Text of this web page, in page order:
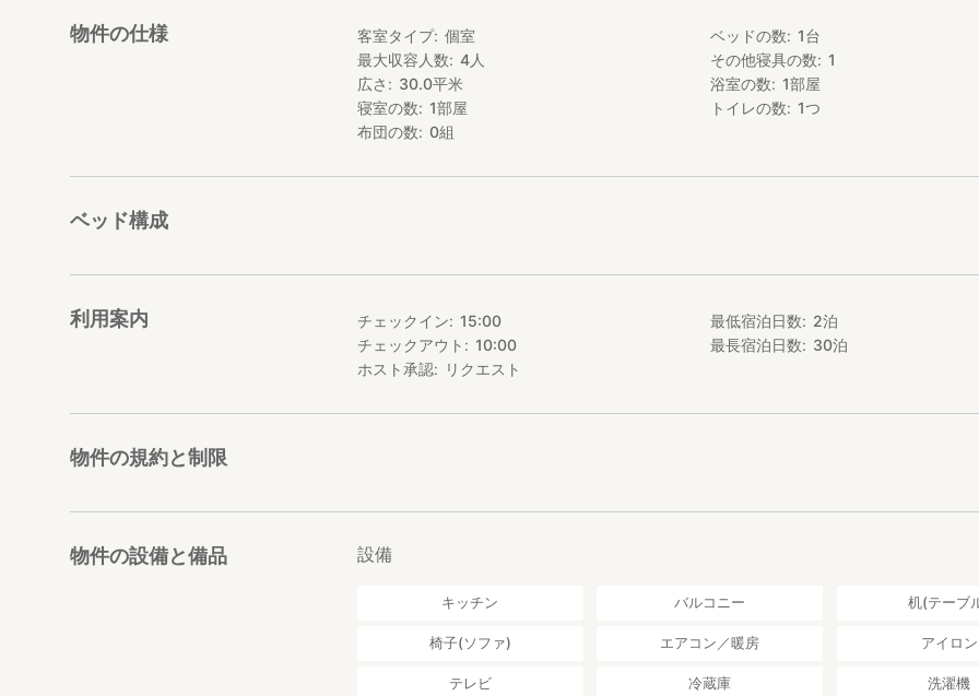
難波迄乗り換えなしで8分、梅田まで16分と交通の便も非常によく大阪観光にすごく便利
玉出→難波/ 4駅/8分230円乗換：0回
玉出→心斎橋/5駅/10分230円乗換：1回
玉出→梅田/ 8駅/16分280円乗換：1回
玉出→USJ/ 13駅/40分460円乗換：1回
ムなので快適に宿泊していただけます。
物件の仕様 客室タイプ 個室
最大収容人数
4人
広さ
30.0平米
寝室の数
1部屋
布団の数
0組
ベッドの数 1台
その他寝具の数
1
浴室の数
1部屋
トイレの数
1つ
ベッド構成
利用案内 チェックイン
15:00
チェックアウト
10:00
ホスト承認
リクエスト
最低宿泊日数 2泊
最長宿泊日数
30泊
物件の規約と制限
物件の設備と備品 設備
キッチン バルコニー 机(テーブ
椅子(ソファ) エアコン／暖房 アイロン
テレビ 冷蔵庫 洗濯機